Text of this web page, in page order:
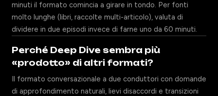
minuti il formato comincia a girare in tondo. Per fonti
molto lunghe (libri, raccolte multi-articolo), valuta di
dividere in due episodi invece di farne uno da 60 minuti.
Perché Deep Dive sembra più
«prodotto» di altri formati?
Il formato conversazionale a due conduttori con domande
di approfondimento naturali, lievi disaccordi e transizioni